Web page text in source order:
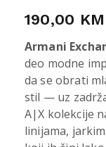
190,00 KM
Armani
deo modne
da se obrati
stil — uz
A|X kolekcije
linijama,